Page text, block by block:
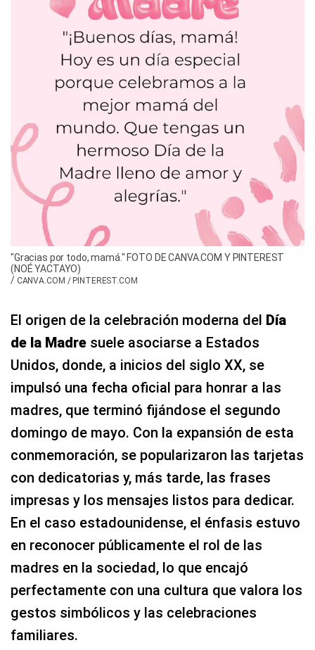
"Gracias por todo, mamá." FOTO DE CANVA.COM Y PINTEREST
(NOÉ YACTAYO)
/ CANVA.COM / PINTEREST.COM
El origen de la celebración moderna del Día
de la Madre suele asociarse a Estados
Unidos, donde, a inicios del siglo XX, se
impulsó una fecha oficial para honrar a las
madres, que terminó fijándose el segundo
domingo de mayo. Con la expansión de esta
conmemoración, se popularizaron las tarjetas
con dedicatorias y, más tarde, las frases
impresas y los mensajes listos para dedicar.
En el caso estadounidense, el énfasis estuvo
en reconocer públicamente el rol de las
madres en la sociedad, lo que encajó
perfectamente con una cultura que valora los
gestos simbólicos y las celebraciones
familiares.